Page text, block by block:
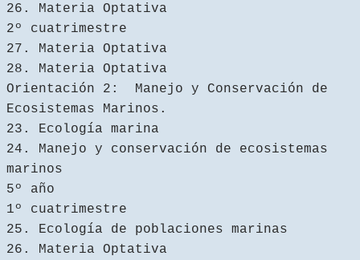
26. Materia Optativa
2º cuatrimestre
27. Materia Optativa
28. Materia Optativa
Orientación 2: Manejo y Conservación de
Ecosistemas Marinos.
23. Ecología marina
24. Manejo y conservación de ecosistemas
marinos
5º año
1º cuatrimestre
25. Ecología de poblaciones marinas
26. Materia Optativa